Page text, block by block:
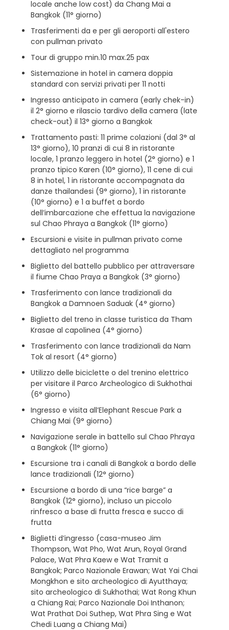
locale anche low cost) da Chang Mai a
Bangkok (11° giorno)
Trasferimenti da e per gli aeroporti all'estero
con pullman privato
Tour di gruppo min.10 max.25 pax
Sistemazione in hotel in camera doppia
standard con servizi privati per 11 notti
Ingresso anticipato in camera (early chek-in)
il 2° giorno e rilascio tardivo della camera (late
check-out) il 13° giorno a Bangkok
Trattamento pasti: 11 prime colazioni (dal 3° al
13° giorno), 10 pranzi di cui 8 in ristorante
locale, 1 pranzo leggero in hotel (2° giorno) e 1
pranzo tipico Karen (10° giorno), 11 cene di cui
8 in hotel, 1 in ristorante accompagnata da
danze thailandesi (9° giorno), 1 in ristorante
(10° giorno) e 1 a buffet a bordo
dell’imbarcazione che effettua la navigazione
sul Chao Phraya a Bangkok (11° giorno)
Escursioni e visite in pullman privato come
dettagliato nel programma
Biglietto del battello pubblico per attraversare
il fiume Chao Praya a Bangkok (3° giorno)
Trasferimento con lance tradizionali da
Bangkok a Damnoen Saduak (4° giorno)
Biglietto del treno in classe turistica da Tham
Krasae al capolinea (4° giorno)
Trasferimento con lance tradizionali da Nam
Tok al resort (4° giorno)
Utilizzo delle biciclette o del trenino elettrico
per visitare il Parco Archeologico di Sukhothai
(6° giorno)
Ingresso e visita all’Elephant Rescue Park a
Chiang Mai (9° giorno)
Navigazione serale in battello sul Chao Phraya
a Bangkok (11° giorno)
Escursione tra i canali di Bangkok a bordo delle
lance tradizionali (12° giorno)
Escursione a bordo di una “rice barge” a
Bangkok (12° giorno), incluso un piccolo
rinfresco a base di frutta fresca e succo di
frutta
Biglietti d’ingresso (casa-museo Jim
Thompson, Wat Pho, Wat Arun, Royal Grand
Palace, Wat Phra Kaew e Wat Tramit a
Bangkok; Parco Nazionale Erawan; Wat Yai Chai
Mongkhon e sito archeologico di Ayutthaya;
sito archeologico di Sukhothai; Wat Rong Khun
a Chiang Rai; Parco Nazionale Doi Inthanon;
Wat Prathat Doi Suthep, Wat Phra Sing e Wat
Chedi Luang a Chiang Mai)